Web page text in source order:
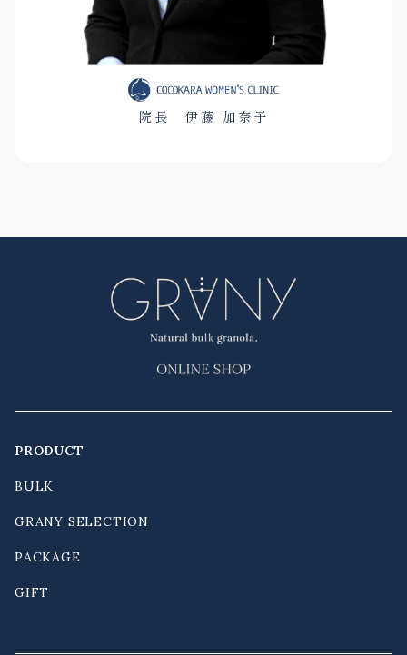
院長 伊藤 加奈子
PRODUCT
BULK
GRANY SELECTION
PACKAGE
GIFT